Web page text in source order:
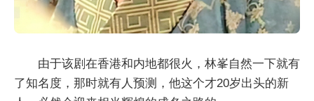
由于该剧在香港和内地都很火，林峯自然一下就有
了知名度，那时就有人预测，他这个才20岁出头的新